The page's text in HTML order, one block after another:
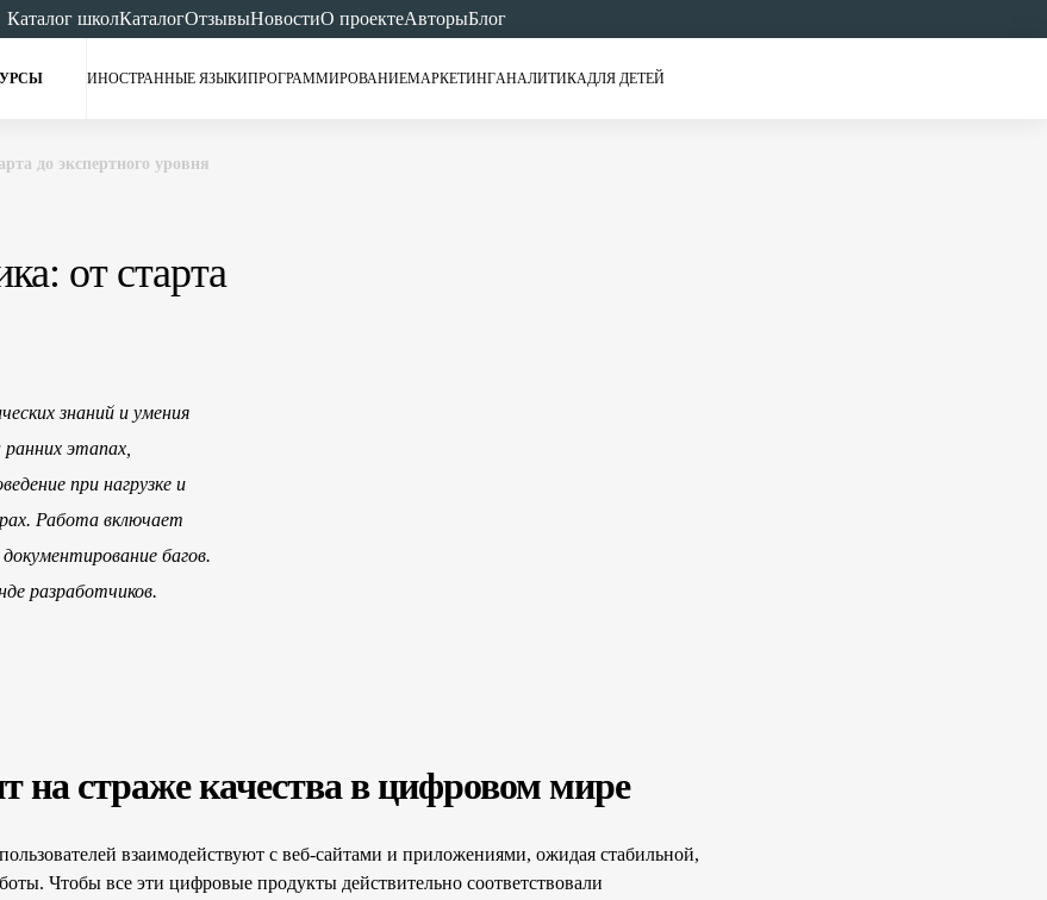
Каталог школКаталогОтзывыНовостиО проектеАвторыБлог
ИНОСТРАННЫЕ ЯЗЫКИПРОГРАММИРОВАНИЕМАРКЕТИНГАНАЛИТИКАДЛЯ ДЕТЕЙ
до экспертного уровня
от старта
знаний и умения
этапах,
при нагрузке и
Работа включает
багов.
разработчиков.
на страже качества в цифровом мире
взаимодействуют с веб-сайтами и приложениями, ожидая стабильной,
Чтобы все эти цифровые продукты действительно соответствовали